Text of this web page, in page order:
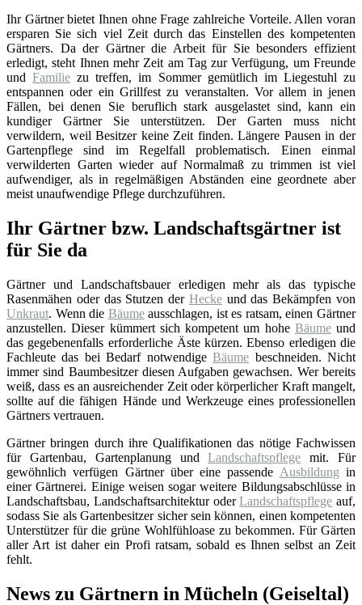
Ihr Gärtner bietet Ihnen ohne Frage zahlreiche Vorteile. Allen voran
ersparen Sie sich viel Zeit durch das Einstellen des kompetenten
Gärtners. Da der Gärtner die Arbeit für Sie besonders effizient
erledigt, steht Ihnen mehr Zeit am Tag zur Verfügung, um Freunde
undFamilie zu treffen, im Sommer gemütlich im Liegestuhl zu
entspannen oder ein Grillfest zu veranstalten. Vor allem in jenen
Fällen, bei denen Sie beruflich stark ausgelastet sind, kann ein
kundiger Gärtner Sie unterstützen. Der Garten muss nicht
verwildern, weil Besitzer keine Zeit finden. Längere Pausen in der
Gartenpflege sind im Regelfall problematisch. Einen einmal
verwilderten Garten wieder auf Normalmaß zu trimmen ist viel
aufwendiger, als in regelmäßigen Abständen eine geordnete aber
meist unaufwendige Pflege durchzuführen.
Ihr Gärtner bzw. Landschaftsgärtner ist
für Sie da
Gärtner und Landschaftsbauer erledigen mehr als das typische
Rasenmähen oder das Stutzen der Heckeund das Bekämpfen von
Unkraut. Wenn die Bäumeausschlagen, ist es ratsam, einen Gärtner
anzustellen. Dieser kümmert sich kompetent um hohe Bäumeund
das gegebenenfalls erforderliche Äste kürzen. Ebenso erledigen die
Fachleute das bei Bedarf notwendigeBäume beschneiden. Nicht
immer sind Baumbesitzer diesen Aufgaben gewachsen. Wer bereits
weiß, dass es an ausreichender Zeit oder körperlicher Kraft mangelt,
sollte auf die fähigen Hände und Werkzeuge eines professionellen
Gärtners vertrauen.
Gärtner bringen durch ihre Qualifikationen das nötige Fachwissen
für Gartenbau, Gartenplanung undLandschaftspflege mit. Für
gewöhnlich verfügen Gärtner über eine passende Ausbildung in
einer Gärtnerei. Einige weisen sogar weitere Bildungsabschlüsse in
Landschaftsbau, Landschaftsarchitektur oderLandschaftspflege auf,
sodass Sie als Gartenbesitzer sicher sein können, einen kompetenten
Unterstützer für die grüne Wohlfühloase zu bekommen. Für Gärten
aller Art ist daher ein Profi ratsam, sobald es Ihnen selbst an Zeit
fehlt.
News zu Gärtnern in Mücheln (Geiseltal)